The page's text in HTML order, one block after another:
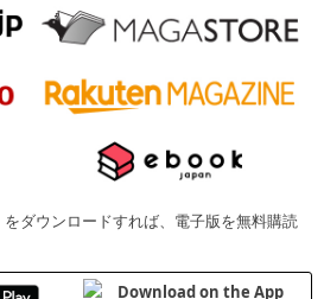
ダウンロードすれば、電子版を無料購読